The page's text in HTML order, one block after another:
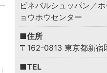
ビネバルシュッパン／
ョウホウセンター
■住所
〒162-0813 東京都新宿
■TEL